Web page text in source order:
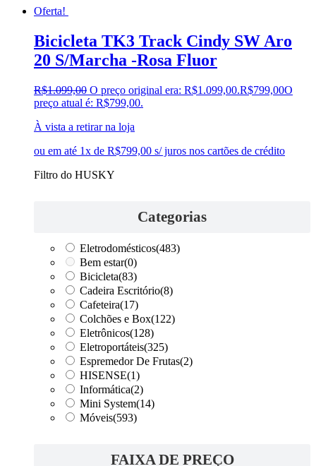
Oferta!
Bicicleta TK3 Track Cindy SW Aro
20 S/Marcha -Rosa Fluor
R$1.099,00 O preço original era: R$1.099,00.R$799,00O
preço atual é: R$799,00.
À vista a retirar na loja
ou em até 1x de R$799,00 s/ juros nos cartões de crédito
Filtro do HUSKY
Categorias
Eletrodomésticos(483)
Bem estar(0)
Bicicleta(83)
Cadeira Escritório(8)
Cafeteira(17)
Colchões e Box(122)
Eletrônicos(128)
Eletroportáteis(325)
Espremedor De Frutas(2)
HISENSE(1)
Informática(2)
Mini System(14)
Móveis(593)
FAIXA DE PREÇO